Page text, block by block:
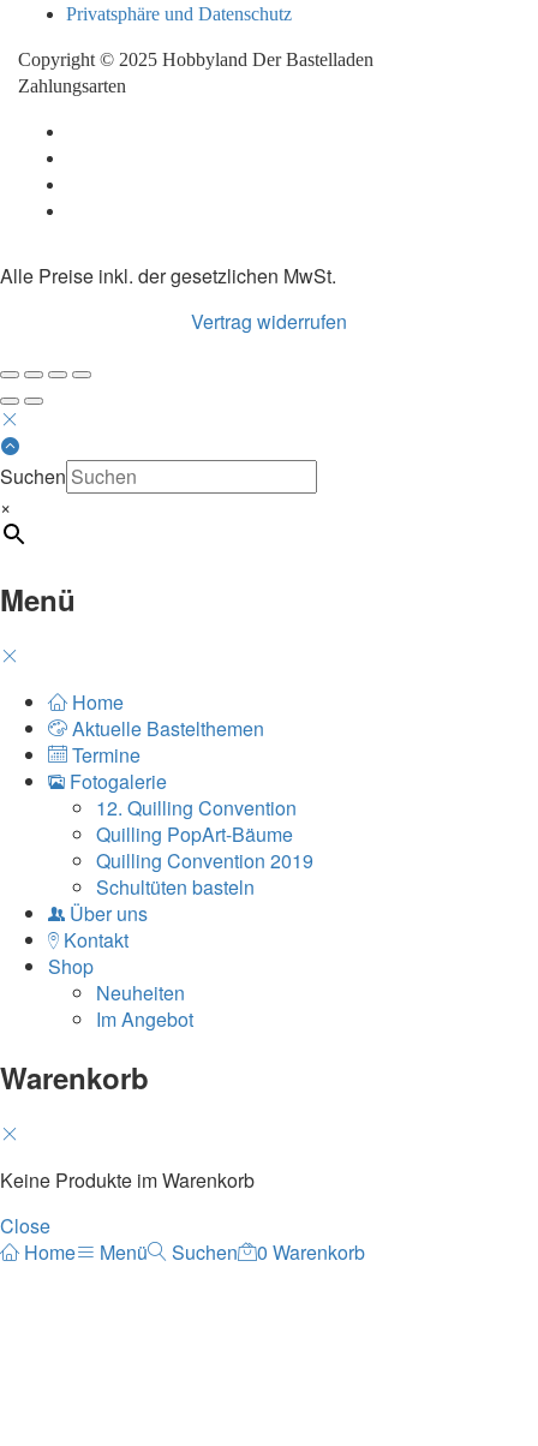
Privatsphäre und Datenschutz
Copyright © 2025 Hobbyland Der Bastelladen
Zahlungsarten
Alle Preise inkl. der gesetzlichen MwSt.
Vertrag widerrufen
Suchen
×
Menü
Home
Aktuelle Bastelthemen
Termine
Fotogalerie
12. Quilling Convention
Quilling PopArt-Bäume
Quilling Convention 2019
Schultüten basteln
Über uns
Kontakt
Shop
Neuheiten
Im Angebot
Warenkorb
Keine Produkte im Warenkorb
Close
Home
Menü Suchen 0 Warenkorb